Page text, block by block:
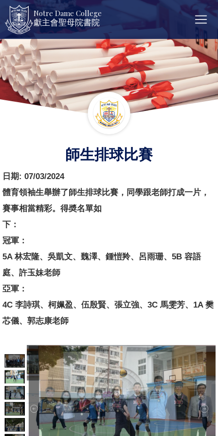
Notre Dame College
獻主會聖母院書院
師生排球比賽
日期: 07/03/2024
體育領袖生舉辦了師生排球比賽，同學跟老師打成一片，
賽事相當精彩。得奬名單如
下：
冠軍：
5A 林宏隆、吳凱文、魏澤、鍾愷羚、呂雨珊、5B 容語
庭、許玉妹老師
亞軍：
4C 李詩琪、柯姵盈、伍殷賢、張立強、3C 馬雯芳、1A 樊
芯儀、郭志康老師